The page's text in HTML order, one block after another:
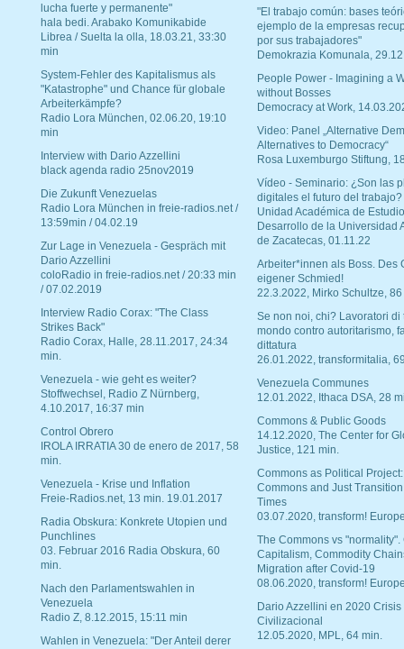
lucha fuerte y permanente"
hala bedi. Arabako Komunikabide
Librea / Suelta la olla, 18.03.21, 33:30
min
System-Fehler des Kapitalismus als
"Katastrophe" und Chance für globale
Arbeiterkämpfe?
Radio Lora München, 02.06.20, 19:10
min
Interview with Dario Azzellini
black agenda radio 25nov2019
Die Zukunft Venezuelas
Radio Lora München in freie-radios.net /
13:59min / 04.02.19
Zur Lage in Venezuela - Gespräch mit
Dario Azzellini
coloRadio in freie-radios.net / 20:33 min
/ 07.02.2019
Interview Radio Corax: "The Class
Strikes Back"
Radio Corax, Halle, 28.11.2017, 24:34
min.
Venezuela - wie geht es weiter?
Stoffwechsel, Radio Z Nürnberg,
4.10.2017, 16:37 min
Control Obrero
IROLA IRRATIA 30 de enero de 2017, 58
min.
Venezuela - Krise und Inflation
Freie-Radios.net, 13 min. 19.01.2017
Radia Obskura: Konkrete Utopien und
Punchlines
03. Februar 2016 Radia Obskura, 60
min.
Nach den Parlamentswahlen in
Venezuela
Radio Z, 8.12.2015, 15:11 min
Wahlen in Venezuela: "Der Anteil derer
"El trabajo común: bases
ejemplo de la empresas
por sus trabajadores"
Demokrazia Komunala,
People Power - Imagining a
without Bosses
Democracy at Work,
Video: Panel „Alternative
Alternatives to Democracy“
Rosa Luxemburgo Stiftung,
Vídeo - Seminario: ¿Son las
digitales el futuro del trabajo?
Unidad Académica de
Desarrollo de la Universidad
de Zacatecas, 01.11.22
Arbeiter*innen als Boss. Des
eigener Schmied!
22.3.2022, Mirko Schultze, 86
Se non noi, chi? Lavoratori di
mondo contro autoritarismo,
dittatura
26.01.2022, transformitalia,
Venezuela Communes
12.01.2022, Ithaca DSA, 28
Commons & Public Goods
14.12.2020, The Center for
Justice, 121 min.
Commons as Political Project:
Commons and Just
Times
03.07.2020, transform!
The Commons vs "normality".
Capitalism, Commodity
Migration after Covid-19
08.06.2020, transform!
Dario Azzellini en 2020 Crisis
Civilizacional
12.05.2020, MPL, 64 min.